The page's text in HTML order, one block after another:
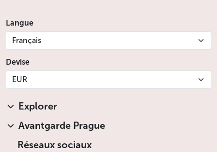
Langue
Français
Devise
EUR
Explorer
Avantgarde Prague
Réseaux sociaux